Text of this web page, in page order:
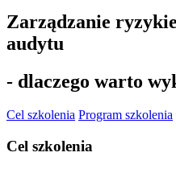
Zarządzanie
audytu
- dlaczego warto
Cel szkolenia Program szkolenia
Cel szkolenia